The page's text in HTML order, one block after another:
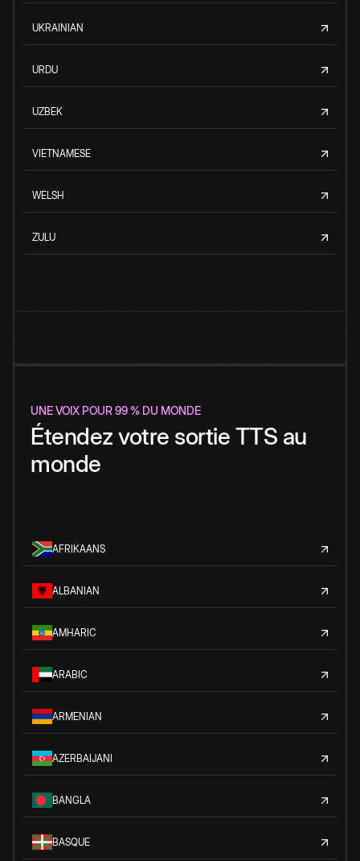
UKRAINIAN
URDU
UZBEK
VIETNAMESE
WELSH
ZULU
UNE VOIX POUR 99 % DU MONDE
Étendez votre sortie TTS au
monde
AFRIKAANS
ALBANIAN
AMHARIC
ARABIC
ARMENIAN
AZERBAIJANI
BANGLA
BASQUE